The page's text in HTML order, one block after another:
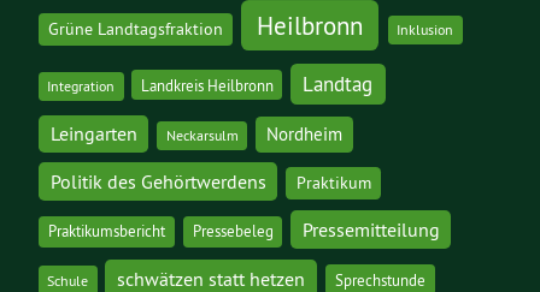
Grüne Landtagsfraktion Heilbronn Inklusion
Integration Landkreis Heilbronn Landtag
Leingarten Neckarsulm Nordheim
Politik des Gehörtwerdens Praktikum
Praktikumsbericht Pressebeleg Pressemitteilung
Schule schwätzen statt hetzen Sprechstunde